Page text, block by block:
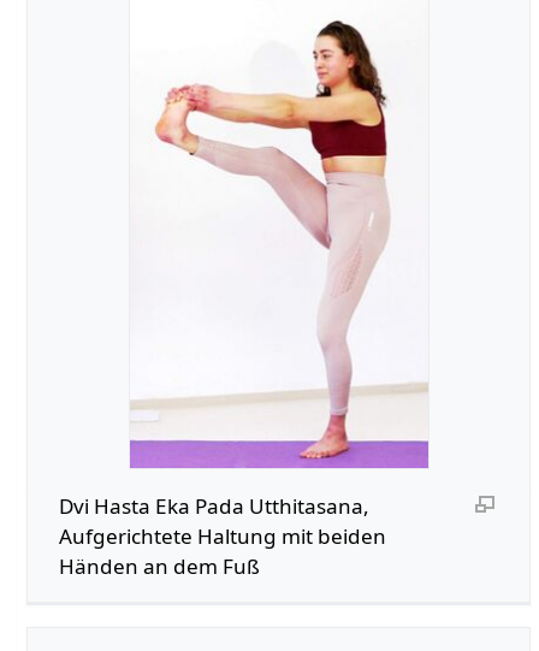
Dvi Hasta Eka Pada Utthitasana,
Aufgerichtete Haltung mit beiden
Händen an dem Fuß